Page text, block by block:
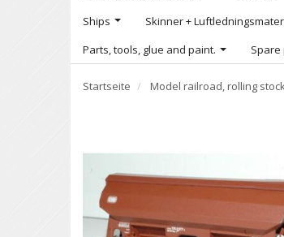
Ships
Skinner +
Parts, tools, glue and paint.
Spare
Startseite Model railroad, rolling